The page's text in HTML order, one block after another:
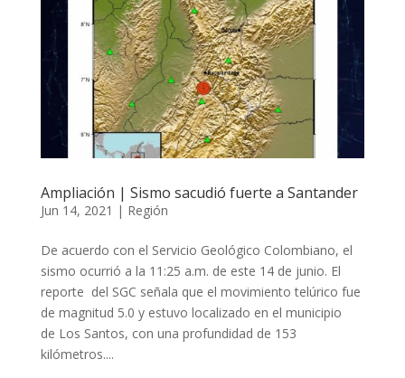
Ampliación | Sismo sacudió fuerte a Santander
Jun 14, 2021 | Región
De acuerdo con el Servicio Geológico Colombiano, el
sismo ocurrió a la 11:25 a.m. de este 14 de junio. El
reporte del SGC señala que el movimiento telúrico fue
de magnitud 5.0 y estuvo localizado en el municipio
de Los Santos, con una profundidad de 153
kilómetros....